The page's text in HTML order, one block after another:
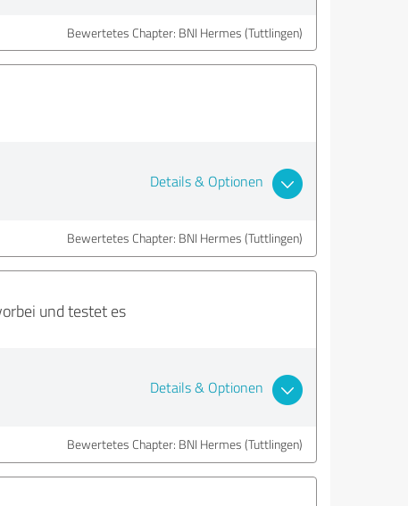
Bewertetes Chapter: BNI Hermes (Tuttlingen)
Details & Optionen
Bewertetes Chapter: BNI Hermes (Tuttlingen)
und testet es
Details & Optionen
Bewertetes Chapter: BNI Hermes (Tuttlingen)